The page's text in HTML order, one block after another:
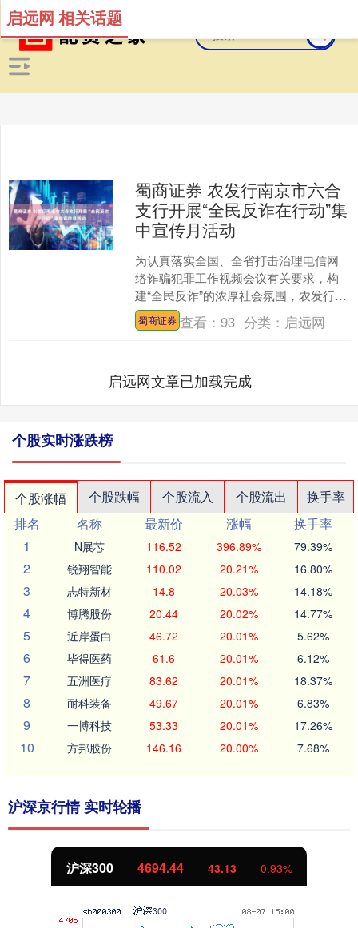
启远网 相关话题
蜀商证券 农发行南京市六合
支行开展“全民反诈在行动”集
中宣传月活动
为认真落实全国、全省打击治理电信网
络诈骗犯罪工作视频会议有关要求，构
建“全民反诈”的浓厚社会氛围，农发行南
京市六合支行积极开展“全民反诈在行
动”集中宣传月活动。....
蜀商证券 查看：93 分类： 启远网
启远网文章已加载完成
个股实时涨跌榜
个股涨幅 个股跌幅 个股流入 个股流出
换手率
排名
名称 最新价 涨幅
换手率
1
N展芯 116.52 396.89% 79.39%
2 锐翔智能 110.02 20.21% 16.80%
3 志特新材 14.8 20.03% 14.18%
4 博腾股份 20.44 20.02% 14.77%
5 近岸蛋白 46.72 20.01% 5.62%
6 毕得医药 61.6 20.01% 6.12%
7 五洲医疗 83.62 20.01% 18.37%
8 耐科装备 49.67 20.01% 6.83%
9 一博科技 53.33 20.01% 17.26%
10 方邦股份 146.16 20.00% 7.68%
沪深京行情 实时轮播
沪深300 4694.44 43.13 0.93%